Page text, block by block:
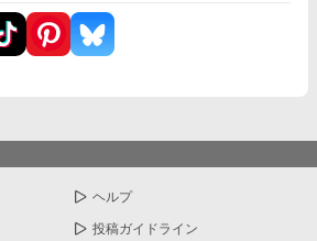
ヘルプ
投稿ガイドライン